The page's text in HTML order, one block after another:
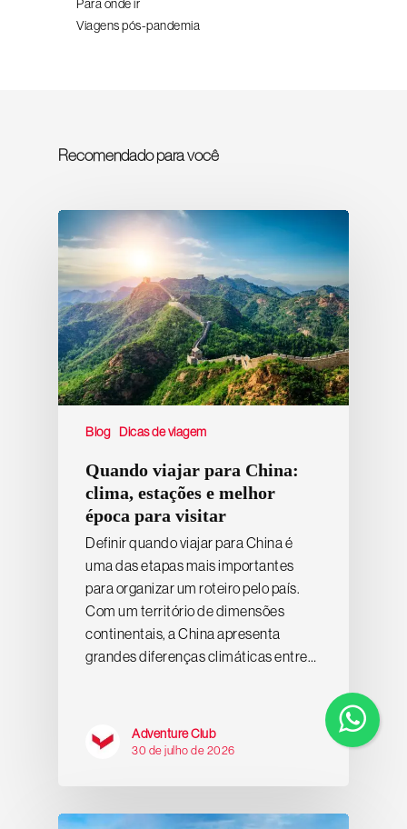
Para onde ir
Viagens pós-pandemia
Recomendado para você
Blog Dicas de viagem
Quando viajar para China:
clima, estações e melhor
época para visitar
Definir quando viajar para China é
uma das etapas mais importantes
para organizar um roteiro pelo país.
Com um território de dimensões
continentais, a China apresenta
grandes diferenças climáticas entre…
Adventure Club
30 de julho de 2026